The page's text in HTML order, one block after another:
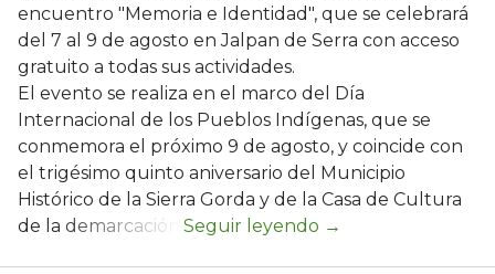
encuentro "Memoria e Identidad", que se celebrará
del 7 al 9 de agosto en Jalpan de Serra con acceso
gratuito a todas sus actividades.
El evento se realiza en el marco del Día
Internacional de los Pueblos Indígenas, que se
conmemora el próximo 9 de agosto, y coincide con
el trigésimo quinto aniversario del Municipio
Histórico de la Sierra Gorda y de la Casa de Cultura
de la demarcación.